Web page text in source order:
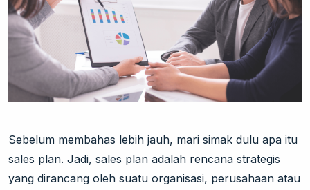
Sebelum membahas lebih jauh, mari simak dulu apa itu
sales plan. Jadi, sales plan adalah rencana strategis
yang dirancang oleh suatu organisasi, perusahaan atau